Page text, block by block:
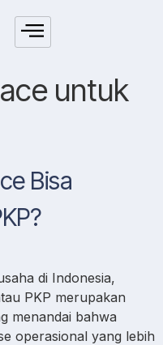
untuk
Bisa
di Indonesia,
PKP merupakan
menandai bahwa
operasional yang lebih